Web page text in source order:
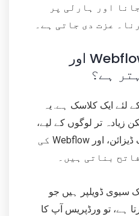
اور ہارلی پر
عزت دی جاتی ہے۔
کیا Webflow WordPress اور
لئے ایک کلاسک ہے. یہ
زیادہ تر لوگوں کے لیے،
استعمال میں آسانی، صاف ڈیزائن، اور Webflow کی
بناتی ہیں۔
سیوی ڈویلپر ہیں جو
ہے، تو ورڈپریس آپ کا